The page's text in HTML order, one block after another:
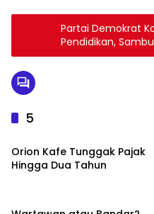
Partai Demokrat
Pendidikan,
di Batam
5
INVESTIGASI
Orion Kafe Tunggak Pajak
Hingga Dua Tahun